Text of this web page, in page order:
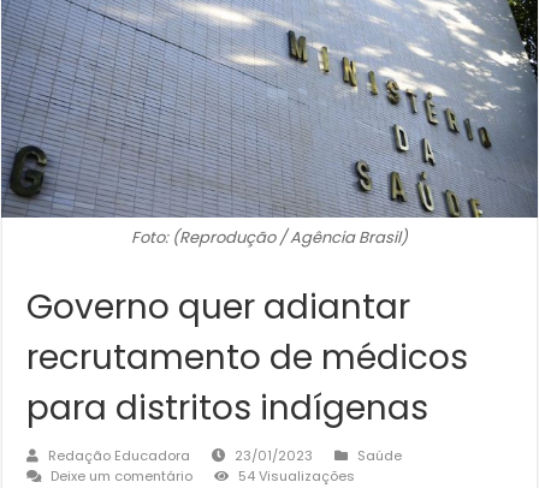
Foto: (Reprodução / Agência Brasil)
Governo quer adiantar
recrutamento de médicos
para distritos indígenas
Redação Educadora 23/01/2023
Saúde
Deixe um comentário
54 Visualizações